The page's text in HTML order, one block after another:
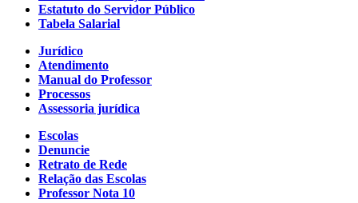
Estatuto do Servidor Público
Tabela Salarial
Jurídico
Atendimento
Manual do Professor
Processos
Assessoria jurídica
Escolas
Denuncie
Retrato de Rede
Relação das Escolas
Professor Nota 10